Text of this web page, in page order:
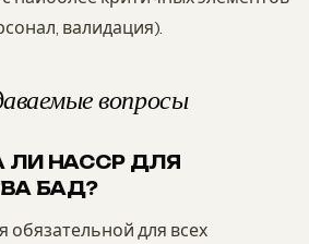
валидация).
вопросы
HACCP ДЛЯ
БАД?
обязательной для всех